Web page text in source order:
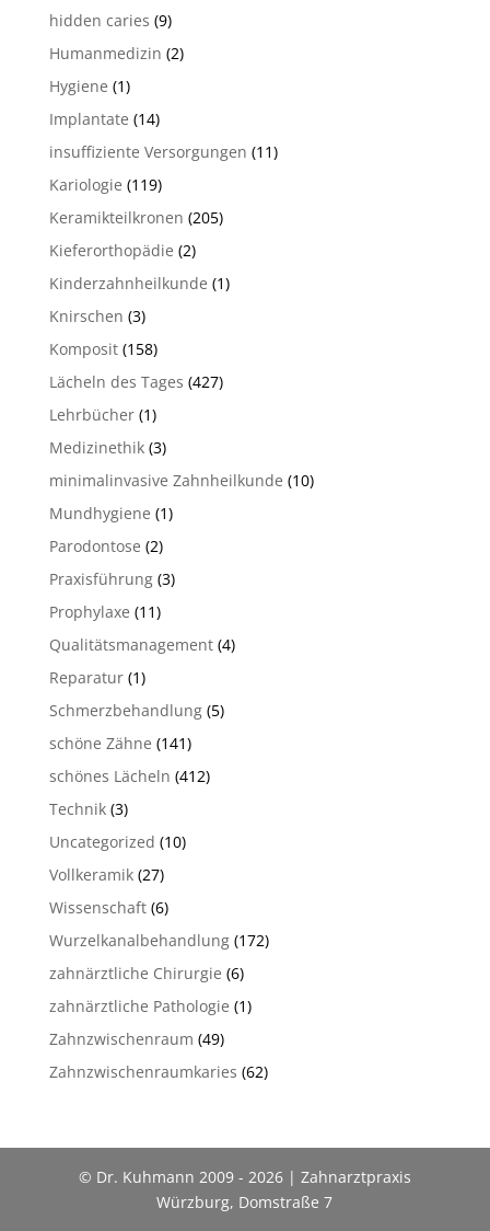
hidden caries (9)
Humanmedizin (2)
Hygiene (1)
Implantate (14)
insuffiziente Versorgungen (11)
Kariologie (119)
Keramikteilkronen (205)
Kieferorthopädie (2)
Kinderzahnheilkunde (1)
Knirschen (3)
Komposit(158)
Lächeln des Tages (427)
Lehrbücher(1)
Medizinethik(3)
minimalinvasive Zahnheilkunde (10)
Mundhygiene (1)
Parodontose (2)
Praxisführung(3)
Prophylaxe (11)
Qualitätsmanagement(4)
Reparatur(1)
Schmerzbehandlung(5)
schöne Zähne (141)
schönes Lächeln (412)
Technik(3)
Uncategorized (10)
Vollkeramik(27)
Wissenschaft(6)
Wurzelkanalbehandlung(172)
zahnärztliche Chirurgie (6)
zahnärztliche Pathologie (1)
Zahnzwischenraum (49)
Zahnzwischenraumkaries (62)
© Dr. Kuhmann 2009 - 2026 | Zahnarztpraxis
Würzburg, Domstraße 7